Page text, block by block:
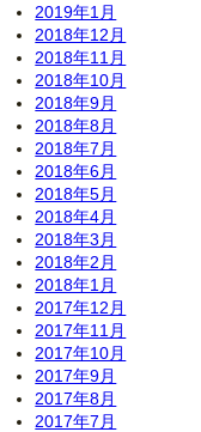
2019年1月
2018年12月
2018年11月
2018年10月
2018年9月
2018年8月
2018年7月
2018年6月
2018年5月
2018年4月
2018年3月
2018年2月
2018年1月
2017年12月
2017年11月
2017年10月
2017年9月
2017年8月
2017年7月